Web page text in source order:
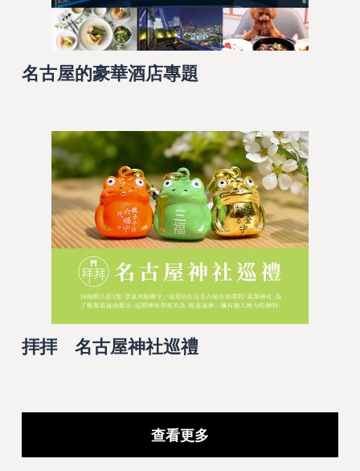
名古屋的豪華酒店專題
拝拝 名古屋神社巡禮
查看更多